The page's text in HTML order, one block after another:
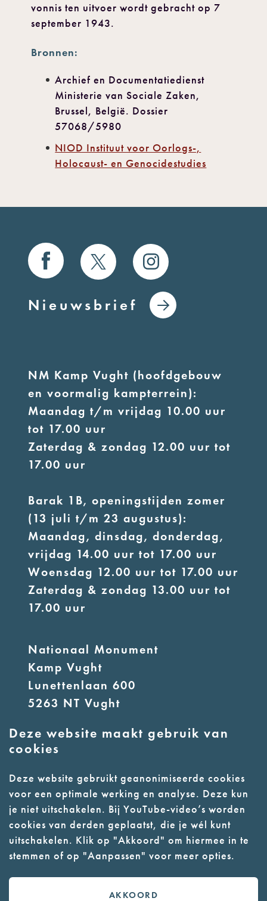
vonnis ten uitvoer wordt gebracht op 7
september 1943.
Bronnen:
Archief en Documentatiedienst
Ministerie van Sociale Zaken,
Brussel, België. Dossier
57068/5980
NIOD Instituut voor Oorlogs-,
Holocaust- en Genocidestudies
Deze website maakt gebruik van
cookies
Deze website gebruikt geanonimiseerde cookies
voor een optimale werking en analyse. Deze kun
je niet uitschakelen. Bij YouTube-video’s worden
cookies van derden geplaatst, die je wél kunt
uitschakelen. Klik op "Akkoord" om hiermee in te
stemmen of op "Aanpassen" voor meer opties.
AKKOORD
Nieuwsbrief
NM Kamp Vught (hoofdgebouw
en voormalig kampterrein):
Maandag t/m vrijdag 10.00 uur
tot 17.00 uur
Zaterdag & zondag 12.00 uur tot
17.00 uur
Barak 1B, openingstijden zomer
(13 juli t/m 23 augustus):
Maandag, dinsdag, donderdag,
vrijdag 14.00 uur tot 17.00 uur
Woensdag 12.00 uur tot 17.00 uur
Zaterdag & zondag 13.00 uur tot
17.00 uur
Nationaal Monument
Kamp Vught
Lunettenlaan 600
5263 NT Vught
E:info@nmkampvught.nl
- Parkeer in de vakken of in de
parkeergarage (begane grond)
- Alleen geleidehonden
toegestaan